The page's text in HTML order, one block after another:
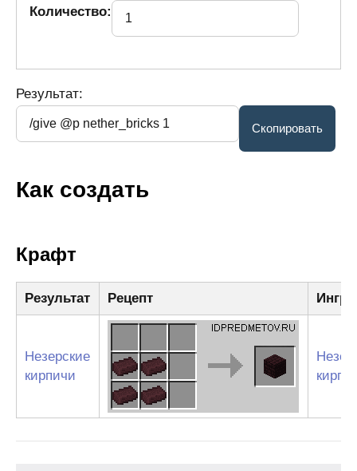
Количество:
Результат:
Как создать
Крафт
Результат Рецепт
Незерские
кирпичи